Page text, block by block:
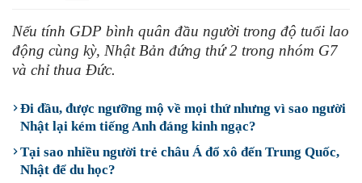
Nếu tính GDP bình quân đầu người trong độ tuổi lao
động cùng kỳ, Nhật Bản đứng thứ 2 trong nhóm G7
và chỉ thua Đức.
Đi đầu, được ngưỡng mộ về mọi thứ nhưng vì sao người
Nhật lại kém tiếng Anh đáng kinh ngạc?
Tại sao nhiều người trẻ châu Á đổ xô đến Trung Quốc,
Nhật để du học?